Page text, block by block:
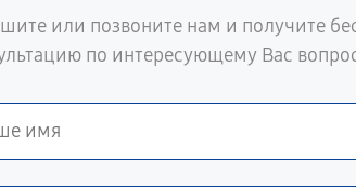
или позвоните нам и получите
по интересующему Вас